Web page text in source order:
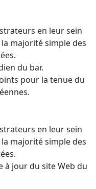
en leur sein
majorité simple des
du bar.
pour la tenue du
en leur sein
majorité simple des
à jour du site Web du